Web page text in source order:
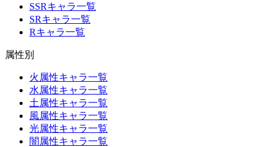
SSRキャラ一覧
SRキャラ一覧
Rキャラ一覧
属性別
火属性キャラ一覧
水属性キャラ一覧
土属性キャラ一覧
風属性キャラ一覧
光属性キャラ一覧
闇属性キャラ一覧